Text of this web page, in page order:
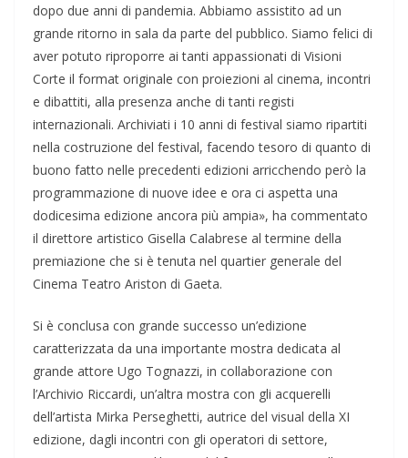
dopo due anni di pandemia. Abbiamo assistito ad un
grande ritorno in sala da parte del pubblico. Siamo felici di
aver potuto riproporre ai tanti appassionati di Visioni
Corte il format originale con proiezioni al cinema, incontri
e dibattiti, alla presenza anche di tanti registi
internazionali. Archiviati i 10 anni di festival siamo ripartiti
nella costruzione del festival, facendo tesoro di quanto di
buono fatto nelle precedenti edizioni arricchendo però la
programmazione di nuove idee e ora ci aspetta una
dodicesima edizione ancora più ampia», ha commentato
il direttore artistico Gisella Calabrese al termine della
premiazione che si è tenuta nel quartier generale del
Cinema Teatro Ariston di Gaeta.
Si è conclusa con grande successo un’edizione
caratterizzata da una importante mostra dedicata al
grande attore Ugo Tognazzi, in collaborazione con
l’Archivio Riccardi, un’altra mostra con gli acquerelli
dell’artista Mirka Perseghetti, autrice del visual della XI
edizione, dagli incontri con gli operatori di settore,